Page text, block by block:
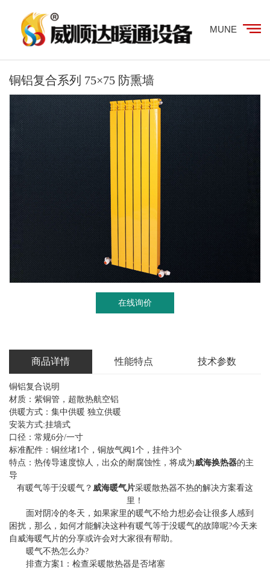
MUNE
铜铝复合系列 75×75 防熏墙
在线询价
商品详情 性能特点 技术参数
铜铝复合说明
材质：紫铜管，超散热航空铝
供暖方式：集中供暖 独立供暖
安装方式:挂墙式
口径：常规6分/一寸
标准配件：铜丝堵1个，铜放气阀1个，挂件3个
特点：热传导速度惊人，出众的耐腐蚀性，将成为威海换热器的主
导
有暖气等于没暖气？ 威海暖气片采暖散热器不热的解决方案看这
里！
面对阴冷的冬天，如果家里的暖气不给力想必会让很多人感到
困扰，那么，如何才能解决这种有暖气等于没暖气的故障呢?今天来
自威海暖气片的分享或许会对大家很有帮助。
暖气不热怎么办?
排查方案1：检查采暖散热器是否堵塞